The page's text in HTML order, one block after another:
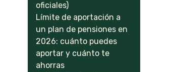
oficiales)
Límite de aportación a
un plan de pensiones en
2026: cuánto puedes
aportar y cuánto te
ahorras